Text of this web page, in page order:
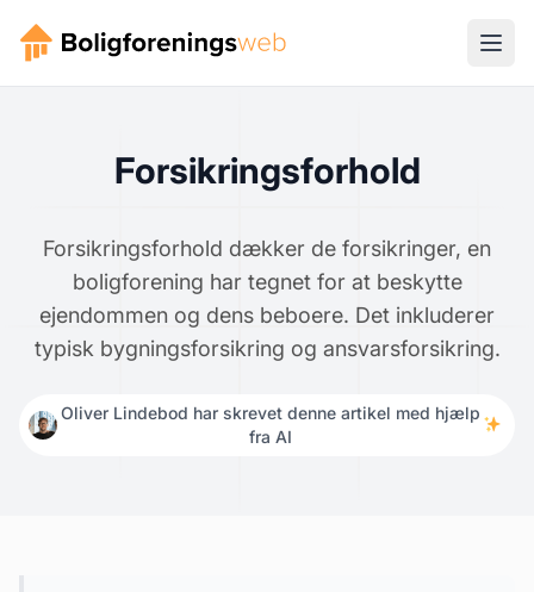
Forsikringsforhold
Forsikringsforhold dækker de forsikringer, en
boligforening har tegnet for at beskytte
ejendommen og dens beboere. Det inkluderer
typisk bygningsforsikring og ansvarsforsikring.
Oliver Lindebod har skrevet denne artikel med hjælp
fra AI